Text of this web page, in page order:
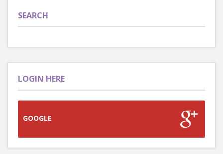
SEARCH
LOGIN HERE
GOOGLE